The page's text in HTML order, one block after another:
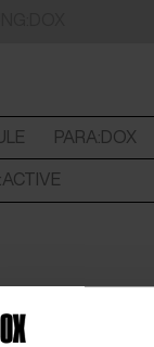
PARA:DOX
coming to